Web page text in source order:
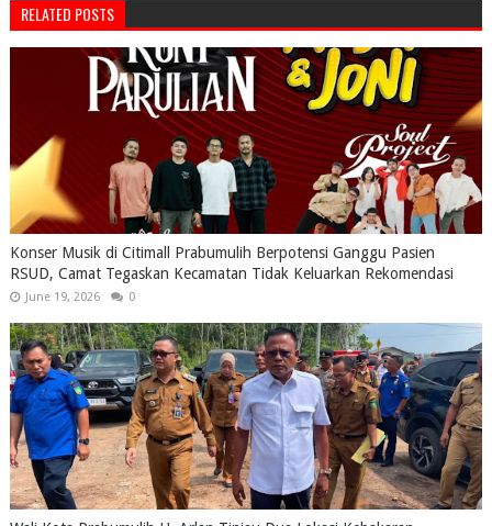
RELATED POSTS
Konser Musik di Citimall Prabumulih Berpotensi Ganggu Pasien
RSUD, Camat Tegaskan Kecamatan Tidak Keluarkan Rekomendasi
June 19, 2026 0